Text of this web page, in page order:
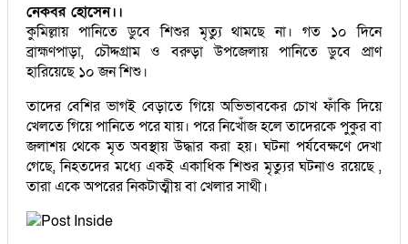
নেকবর হোসেন।।
কুমিল্লায় পানিতে ডুবে শিশুর মৃত্যু থামছে না। গত ১০ দিনে
ব্রাহ্মণপাড়া, চৌদ্দগ্রাম ও বরুড়া উপজেলায় পানিতে ডুবে প্রাণ
হারিয়েছে ১০ জন শিশু।
তাদের বেশির ভাগই বেড়াতে গিয়ে অভিভাবকের চোখ ফাঁকি দিয়ে
খেলতে গিয়ে পানিতে পরে যায়। পরে নিখোঁজ হলে তাদেরকে পুকুর বা
জলাশয় থেকে মৃত অবস্থায় উদ্ধার করা হয়। ঘটনা পর্যবেক্ষণে দেখা
গেছে, নিহতদের মধ্যে একই একাধিক শিশুর মৃত্যুর ঘটনাও রয়েছে ,
তারা একে অপরের নিকটাত্মীয় বা খেলার সাথী।